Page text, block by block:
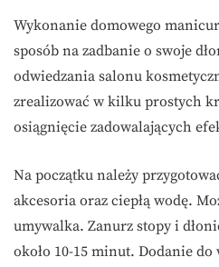
Wykonanie domowego
sposób na zadbanie o swoje
odwiedzania salonu
zrealizować w kilku prostych
osiągnięcie zadowalających
Na początku należy
akcesoria oraz ciepłą wodę.
umywalka. Zanurz stopy i
około 10-15 minut. Dodanie